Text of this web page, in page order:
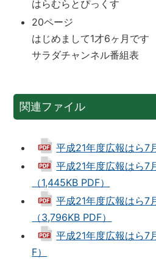
はらむらとぴっくす
20ページ
はじめまして1才6ヶ月です
サラダチャンネル番組表
関連ファイル
平成21年度広報はら7
平成21年度広報はら7
（1,445KB PDF）
平成21年度広報はら7
（3,796KB PDF）
平成21年度広報はら7
F）